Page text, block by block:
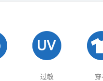
过敏 穿